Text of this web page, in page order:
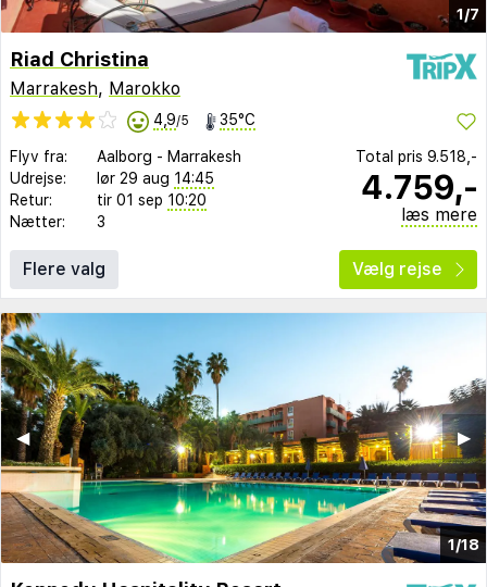
1/7
Riad Christina
Marrakesh, Marokko
4,9/5 35°C
Flyv fra: Aalborg - Marrakesh
Udrejse:
lør 29 aug 14:45
Retur:
tir 01 sep 10:20
Nætter:
3
Total pris 9.518,-
4.759,-
læs mere
Flere valg Vælg rejse
1/18
▶︎
◀︎